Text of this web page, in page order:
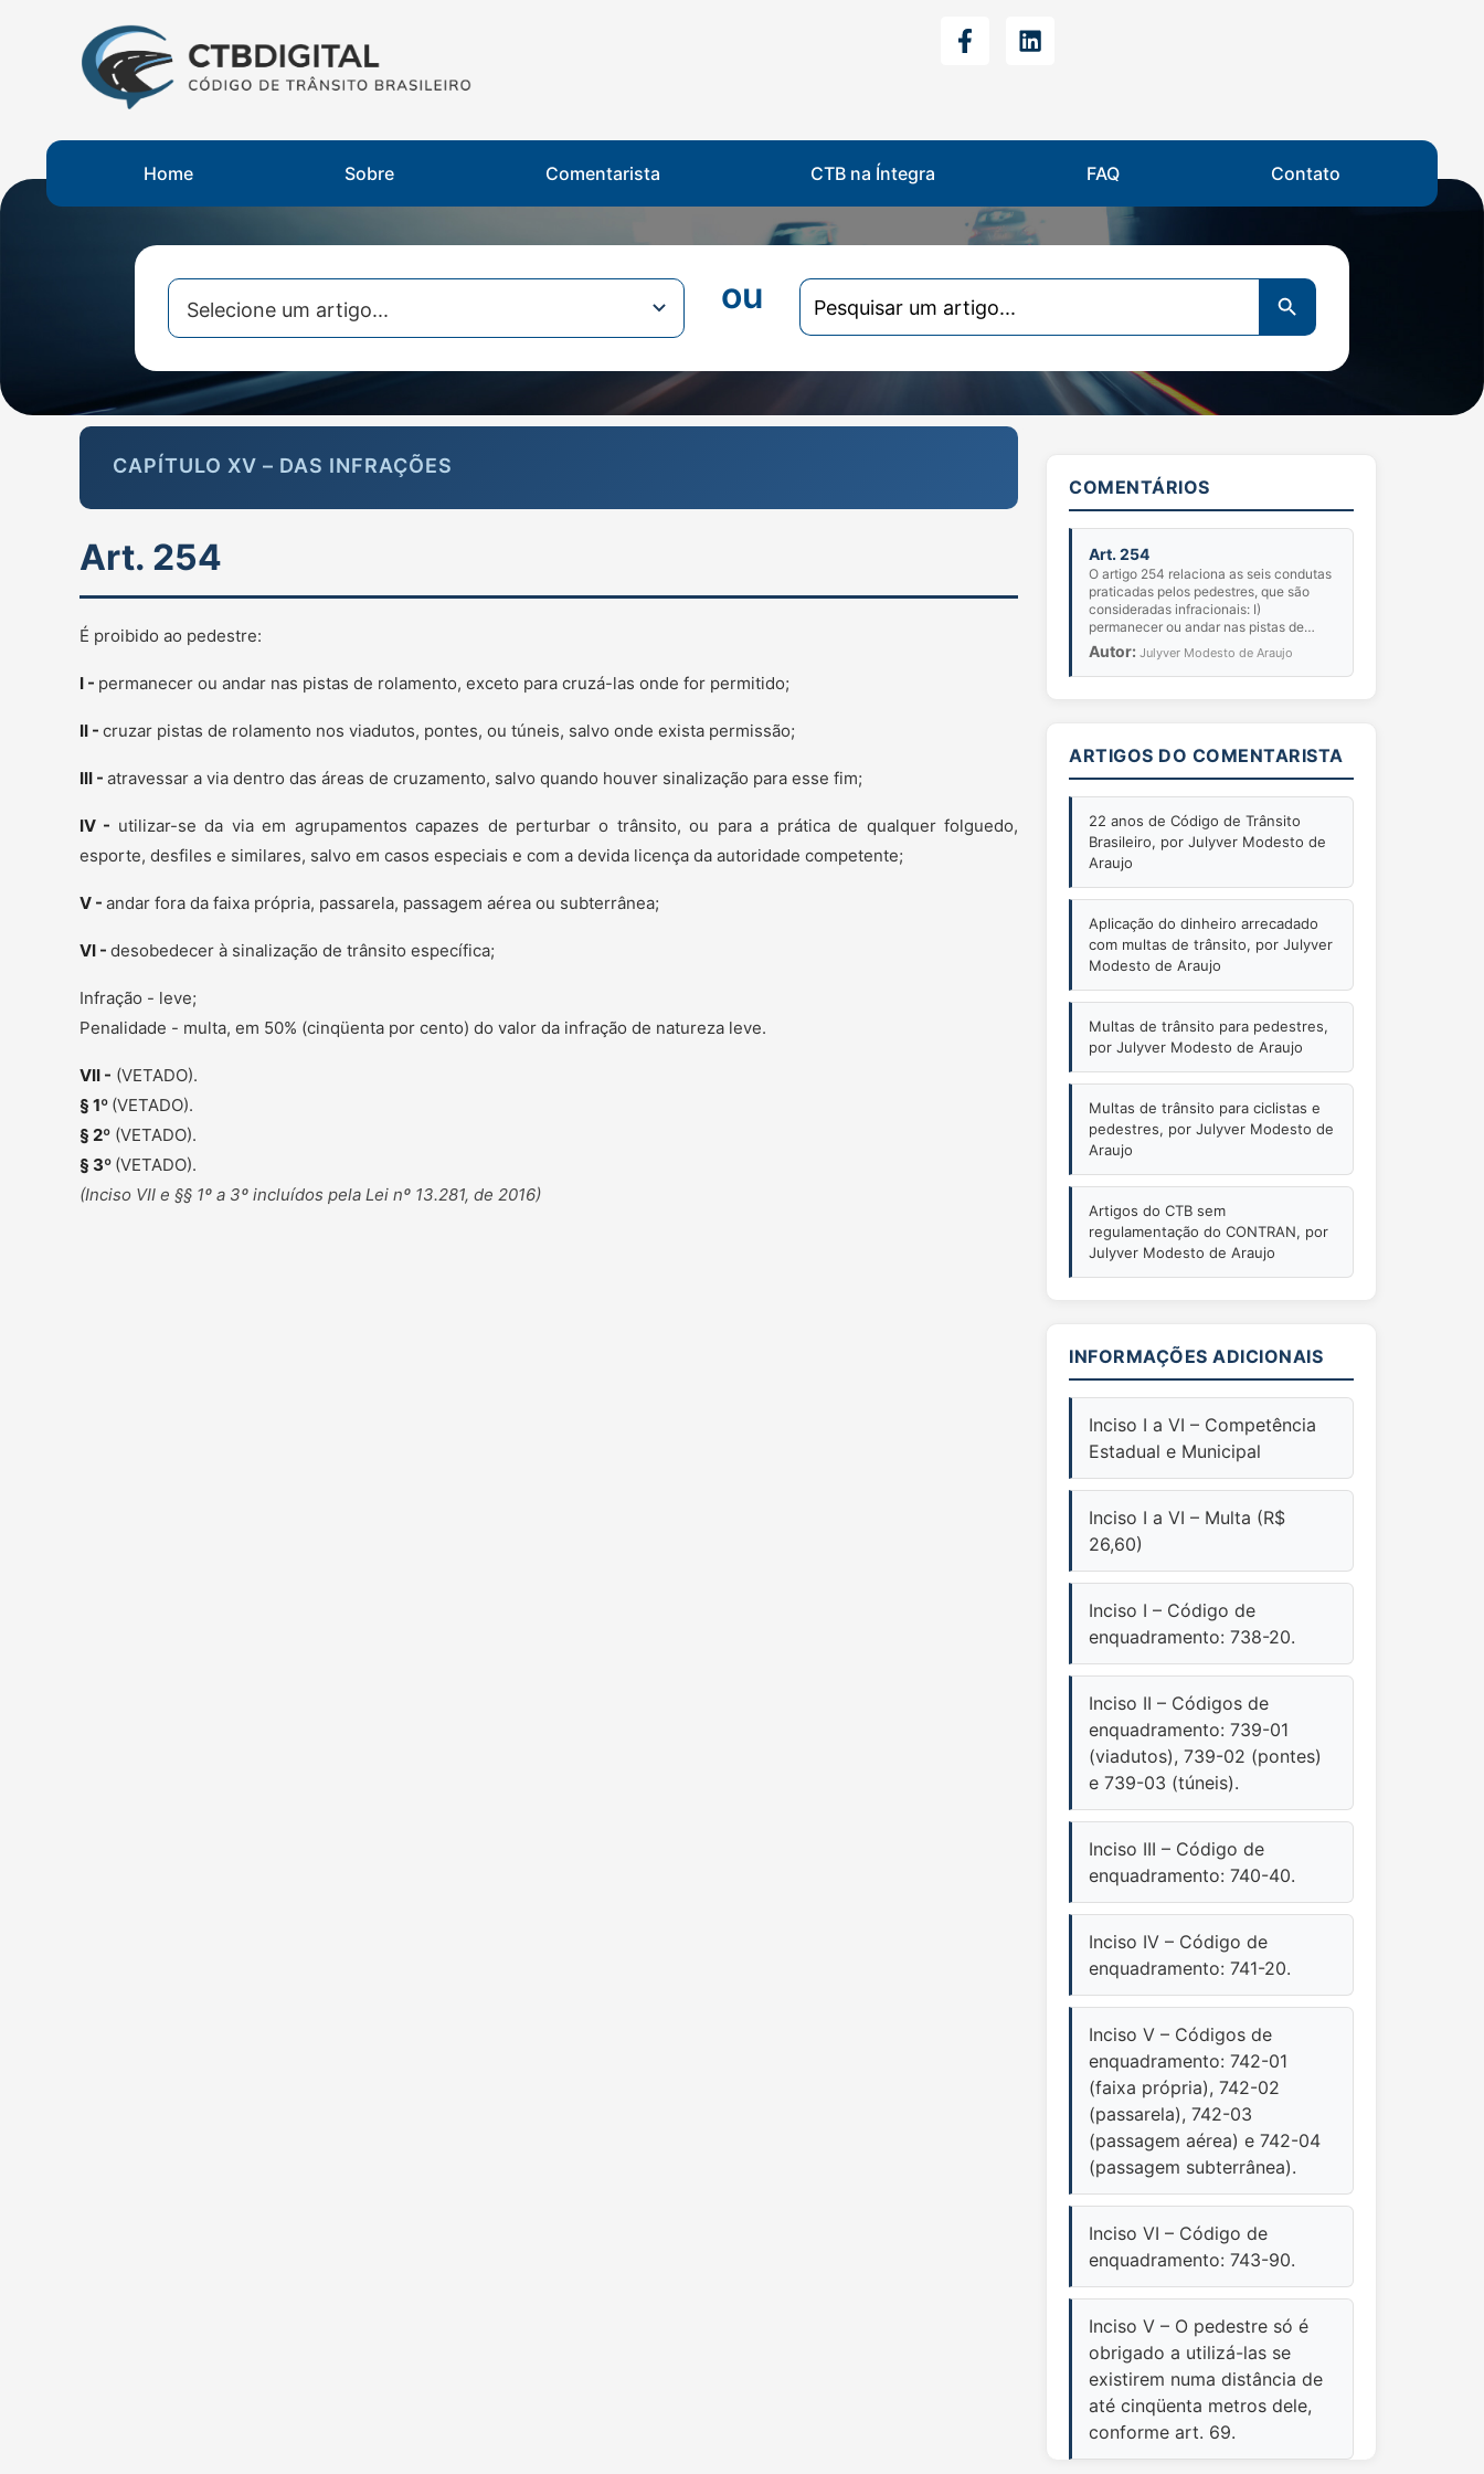
Home Sobre Comentarista CTB na Íntegra FAQ Contato
ou
Search
for:
Search Button
CAPÍTULO XV – DAS INFRAÇÕES
Art. 254
É proibido ao pedestre:
I - permanecer ou andar nas pistas de rolamento, exceto para cruzá-las onde for permitido;
II - cruzar pistas de rolamento nos viadutos, pontes, ou túneis, salvo onde exista permissão;
III - atravessar a via dentro das áreas de cruzamento, salvo quando houver sinalização para esse fim;
IV - utilizar-se da via em agrupamentos capazes de perturbar o trânsito, ou para a prática de qualquer folguedo,
esporte, desfiles e similares, salvo em casos especiais e com a devida licença da autoridade competente;
V - andar fora da faixa própria, passarela, passagem aérea ou subterrânea;
VI - desobedecer à sinalização de trânsito específica;
Infração - leve;
Penalidade - multa, em 50% (cinqüenta por cento) do valor da infração de natureza leve.
VII - (VETADO).
§ 1º (VETADO).
§ 2º (VETADO).
§ 3º (VETADO).
(Inciso VII e §§ 1º a 3º incluídos pela Lei nº 13.281, de 2016)
COMENTÁRIOS
Art. 254
O artigo 254 relaciona as seis condutas
praticadas pelos pedestres, que são
consideradas infracionais: I)
permanecer ou andar nas pistas de
rolamento; II) cruzar a pista nos
viadutos, pontes ou túneis...
Autor: Julyver Modesto de Araujo
ARTIGOS DO COMENTARISTA
22 anos de Código de Trânsito
Brasileiro, por Julyver Modesto de
Araujo
Aplicação do dinheiro arrecadado
com multas de trânsito, por Julyver
Modesto de Araujo
Multas de trânsito para pedestres,
por Julyver Modesto de Araujo
Multas de trânsito para ciclistas e
pedestres, por Julyver Modesto de
Araujo
Artigos do CTB sem
regulamentação do CONTRAN, por
Julyver Modesto de Araujo
INFORMAÇÕES ADICIONAIS
Inciso I a VI – Competência
Estadual e Municipal
Inciso I a VI – Multa (R$
26,60)
Inciso I – Código de
enquadramento: 738-20.
Inciso II – Códigos de
enquadramento: 739-01
(viadutos), 739-02 (pontes)
e 739-03 (túneis).
Inciso III – Código de
enquadramento: 740-40.
Inciso IV – Código de
enquadramento: 741-20.
Inciso V – Códigos de
enquadramento: 742-01
(faixa própria), 742-02
(passarela), 742-03
(passagem aérea) e 742-04
(passagem subterrânea).
Inciso VI – Código de
enquadramento: 743-90.
Inciso V – O pedestre só é
obrigado a utilizá-las se
existirem numa distância de
até cinqüenta metros dele,
conforme art. 69.